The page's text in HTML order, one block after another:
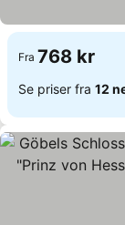
Fra 768 kr
Se priser fra 12